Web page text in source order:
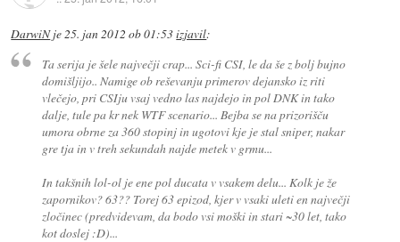
DarwiNje25. jan 2012 ob 01:53izjavil:
Ta serija je šele največji crap... Sci-fi CSI, le da še z bolj bujno
domišljijo.. Namige ob reševanju primerov dejansko iz riti
vlečejo, pri CSIju vsaj vedno las najdejo in pol DNK in tako
dalje, tule pa kr nek WTF scenario... Bejba se na prizorišču
umora obrne za 360 stopinj in ugotovi kje je stal sniper, nakar
gre tja in v treh sekundah najde metek v grmu...
In takšnih lol-ol je ene pol ducata v vsakem delu... Kolk je že
zapornikov? 63?? Torej 63 epizod, kjer v vsaki uleti en največji
zločinec (predvidevam, da bodo vsi moški in stari ~30 let, tako
kot doslej :D)...